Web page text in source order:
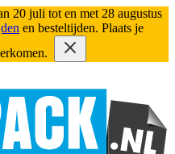
20 juli tot en met 28 augustus
en besteltijden. Plaats je